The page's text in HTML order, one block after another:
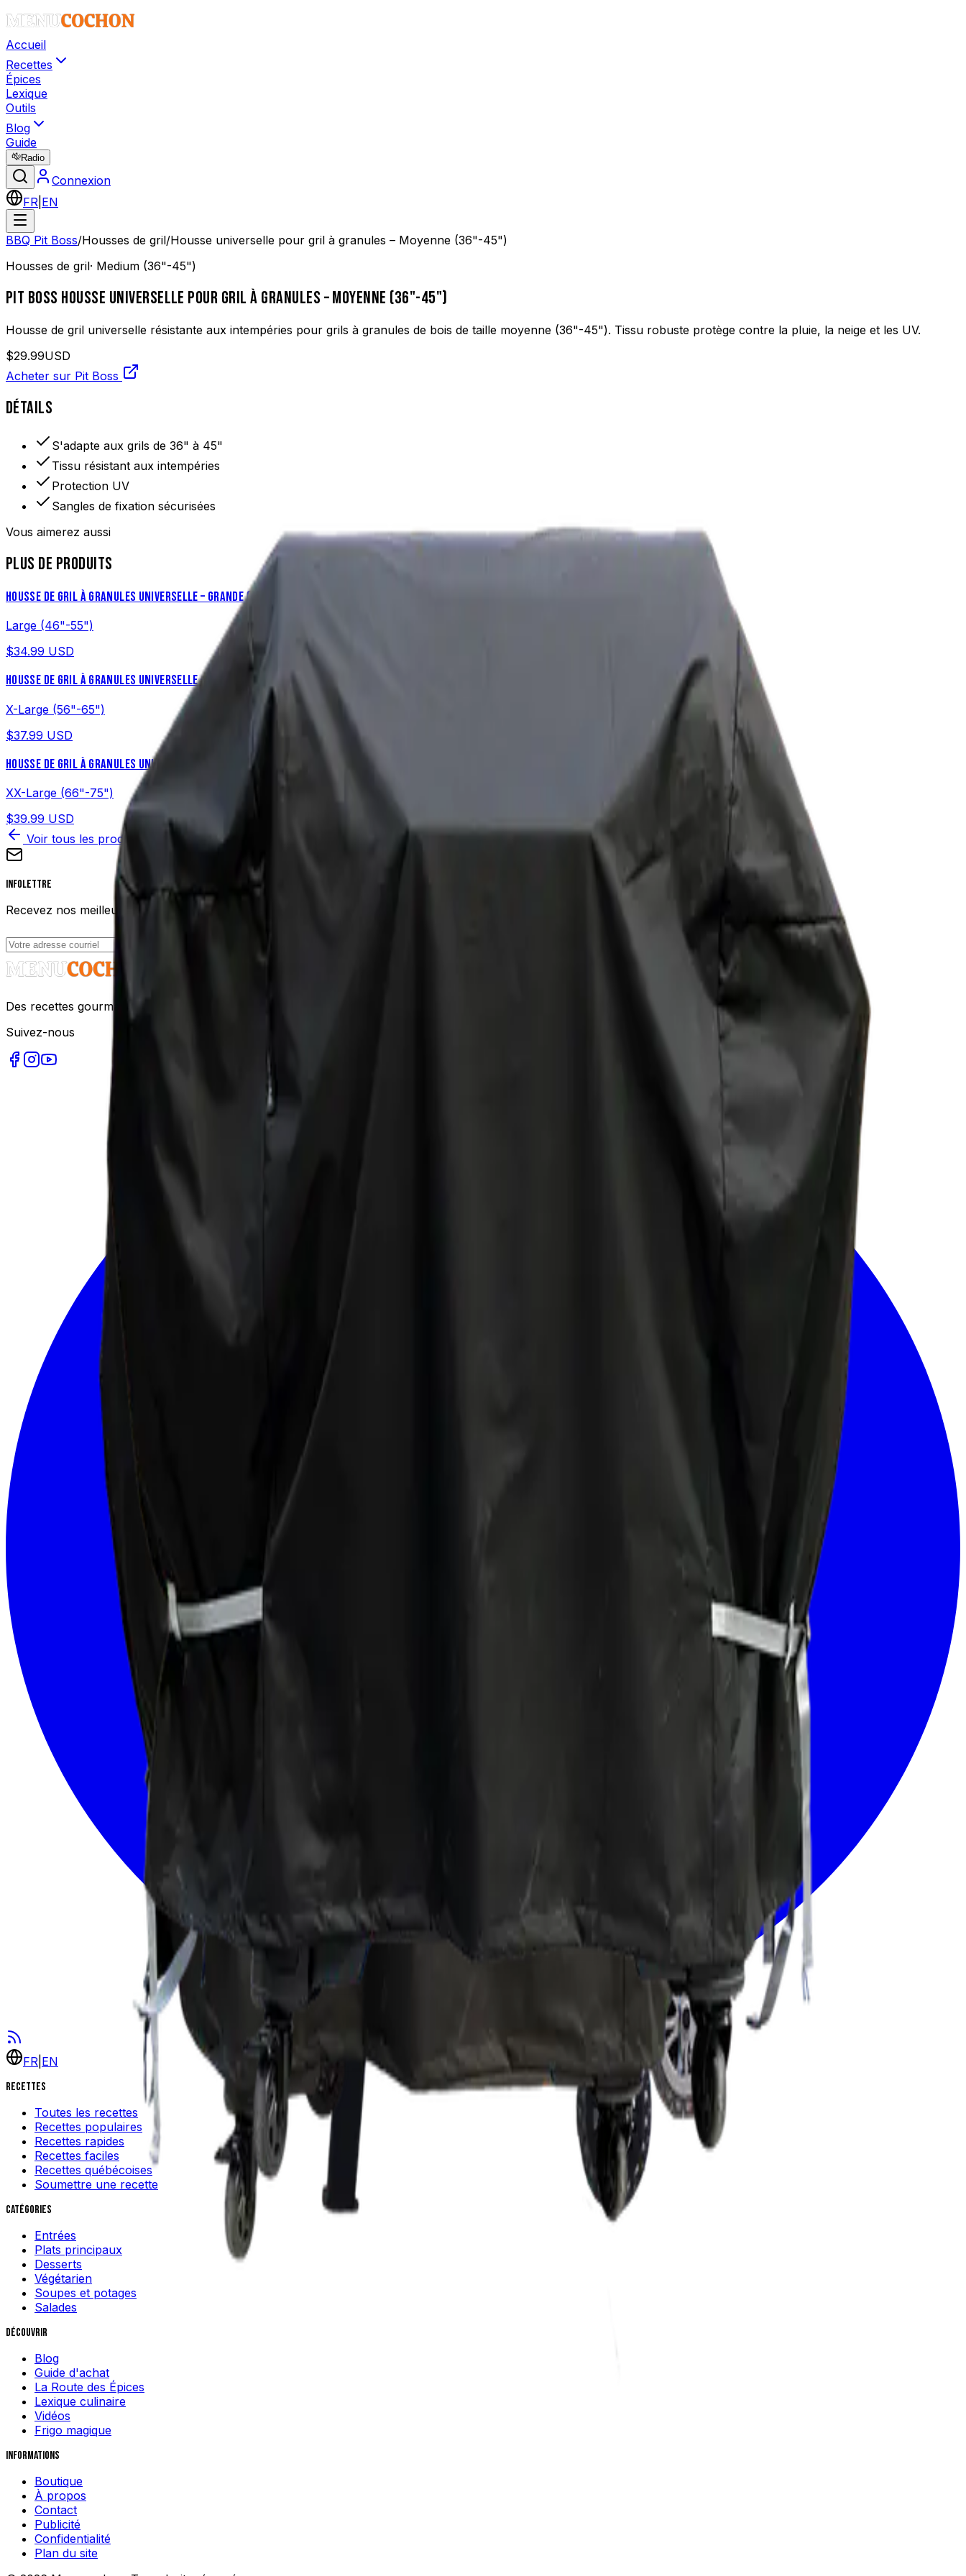
Accueil
Recettes
Épices
Lexique
Outils
Blog
Guide
Radio
Connexion
FR EN
BBQ Pit Boss/Housses de gril/Housse universelle pour gril à granules – Moyenne (36"-45")
Housses de gril· Medium (36"-45")
PIT BOSS HOUSSE UNIVERSELLE POUR GRIL À GRANULES – MOYENNE (36"-45")
Housse de gril universelle résistante aux intempéries pour grils à granules de bois de taille moyenne (36"-45"). Tissu robuste protège contre la pluie, la neige et les UV.
$29.99USD
Acheter sur Pit Boss
DÉTAILS
S'adapte aux grils de 36" à 45"
Tissu résistant aux intempéries
Protection UV
Sangles de fixation sécurisées
Vous aimerez aussi
PLUS DE PRODUITS
HOUSSE DE GRIL À GRANULES UNIVERSELLE – GRANDE (46"-55")
Large (46"-55")
$34.99 USD
HOUSSE DE GRIL À GRANULES UNIVERSELLE – TRÈS GRANDE (56"-65")
X-Large (56"-65")
$37.99 USD
HOUSSE DE GRIL À GRANULES UNIVERSELLE – XX-GRAND (66"-75")
XX-Large (66"-75")
$39.99 USD
Voir tous les produits
Infolettre
Recevez nos meilleures recettes et conseils cuisine directement dans votre boîte courriel.
Des recettes gourmandes et faciles à réaliser pour tous les jours.
Suivez-nous
FR EN
Recettes
Toutes les recettes
Recettes populaires
Recettes rapides
Recettes faciles
Recettes québécoises
Soumettre une recette
Catégories
Entrées
Plats principaux
Desserts
Végétarien
Soupes et potages
Salades
Découvrir
Blog
Guide d'achat
La Route des Épices
Lexique culinaire
Vidéos
Frigo magique
Informations
Boutique
À propos
Contact
Publicité
Confidentialité
Plan du site